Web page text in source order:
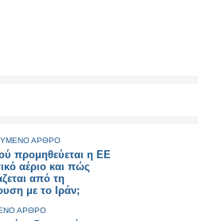
ΑΡΘΡΟ
προμηθεύεται η ΕΕ
αέριο και πώς
από τη
με το Ιράν;
ΑΡΘΡΟ